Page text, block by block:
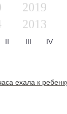
2019
2013
II III IV
ехала к